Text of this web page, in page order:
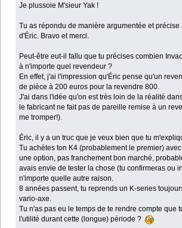
Je plussoie M'sieur Yak !
Tu as répondu de manière argumentée et
d'Éric. Bravo et merci.
Peut-être eut-il fallu que tu précises combien
à n'importe quel revendeur ?
En effet, j'ai l'impression qu'Éric pense qu'un
de pièce à 200 euros pour la revendre 800.
J'ai dans l'idée qu'on est très loin de la réalité
le fabricant ne fait pas de pareille remise à un
me tromper!).
Éric, il y a un truc que je veux bien que tu
Tu achètes ton K4 (probablement le premier)
une option, pas franchement bon marché,
avais envie de tester la chose (tu confirmeras ou
n'importe quelle autre raison.
8 années passent, tu reprends un K-series
vario-axe.
Tu n'as pas eu le temps de te rendre compte que
l'utilité durant cette (longue) période ?